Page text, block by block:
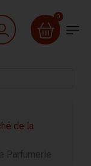
0
de la
Parfumerie